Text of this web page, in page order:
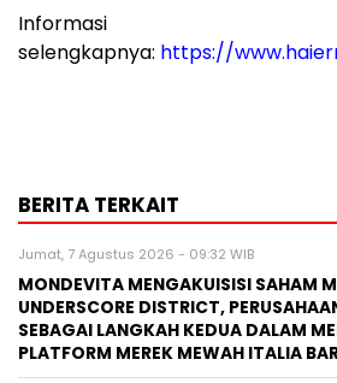
Informasi
selengkapnya: https://
BERITA TERKAIT
Jumat, 7 Agustus 2026 - 09:32 WIB
MONDEVITA MENGAKUISISI SAHAM
UNDERSCORE DISTRICT,
SEBAGAI LANGKAH KEDUA DALAM
PLATFORM MEREK MEWAH ITALIA